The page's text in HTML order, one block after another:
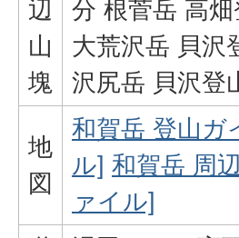
辺
山
塊
分 根菅岳 高
大荒沢岳 貝沢
沢尻岳 貝沢登
地
図
和賀岳 登山ガ
ル] 和賀岳 周
ァイル]